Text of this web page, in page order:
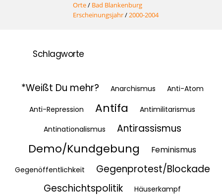
Orte/ Bad Blankenburg
Erscheinungsjahr/2000-2004
Schlagworte
*Weißt Du mehr? Anarchismus Anti-Atom
Anti-Repression Antifa
Antimilitarismus
Antinationalismus
Antirassismus
Demo/Kundgebung Feminismus
Gegenöffentlichkeit
Gegenprotest/Blockade
Geschichtspolitik
Häuserkampf